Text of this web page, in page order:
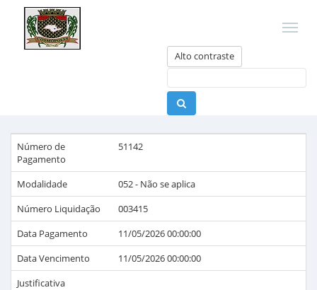
Alto contraste
Número de
Pagamento
51142
Modalidade
052 - Não se aplica
Número Liquidação
003415
Data Pagamento
11/05/2026 00:00:00
Data Vencimento
11/05/2026 00:00:00
Justificativa